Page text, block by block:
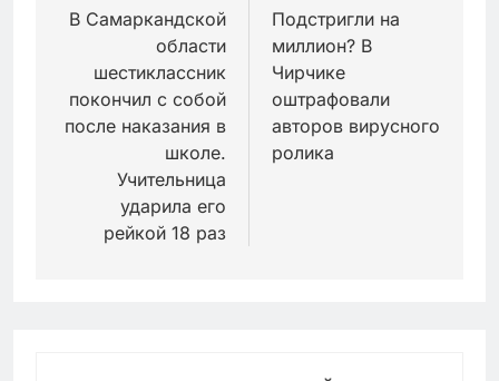
по
записям
В Самаркандской
области
шестиклассник
покончил с собой
после наказания в
школе.
Учительница
ударила его
рейкой 18 раз
Подстригли на
миллион? В
Чирчике
оштрафовали
авторов вирусного
ролика